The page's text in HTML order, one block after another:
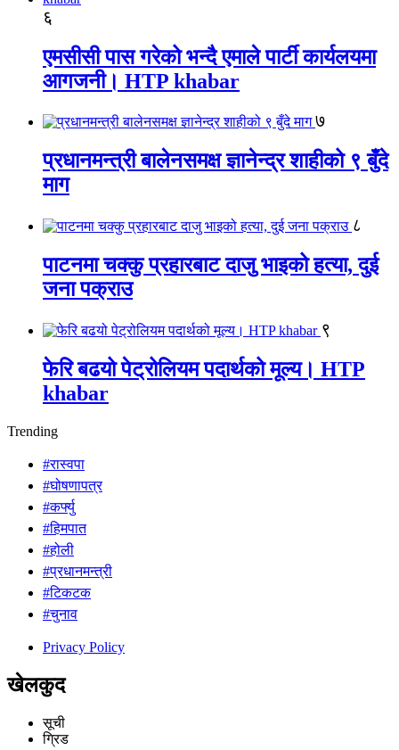
६
एमसीसी पास गरेको भन्दै एमाले पार्टी कार्यलयमा
आगजनी। HTP khabar
७
प्रधानमन्त्री बालेनसमक्ष ज्ञानेन्द्र शाहीको ९ बुँदे
माग
८
पाटनमा चक्कु प्रहारबाट दाजु भाइको हत्या, दुई
जना पक्राउ
९
फेरि बढयो पेट्रोलियम पदार्थको मूल्य। HTP
khabar
Trending
#रास्वपा
#घोषणापत्र
#कर्फ्यु
#हिमपात
#होली
#प्रधानमन्त्री
#टिकटक
#चुनाव
Privacy Policy
खेलकुद
सूची
ग्रिड